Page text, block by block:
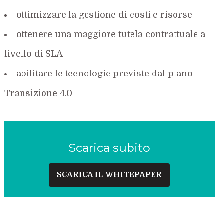
ottimizzare la gestione di costi e risorse
ottenere una maggiore tutela contrattuale a
livello di SLA
abilitare le tecnologie previste dal piano
Transizione 4.0
Scarica subito
SCARICA IL WHITEPAPER